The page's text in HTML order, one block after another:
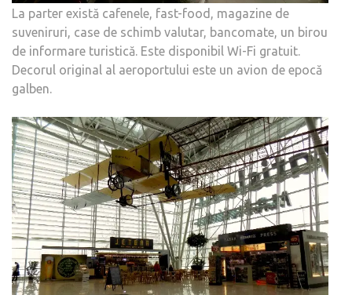
La parter există cafenele, fast-food, magazine de
suveniruri, case de schimb valutar, bancomate, un birou
de informare turistică. Este disponibil Wi-Fi gratuit.
Decorul original al aeroportului este un avion de epocă
galben.